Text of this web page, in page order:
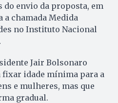
do envio da proposta, em
chamada Medida
no Instituto Nacional
Jair Bolsonaro
idade mínima para a
e mulheres, mas que
gradual.